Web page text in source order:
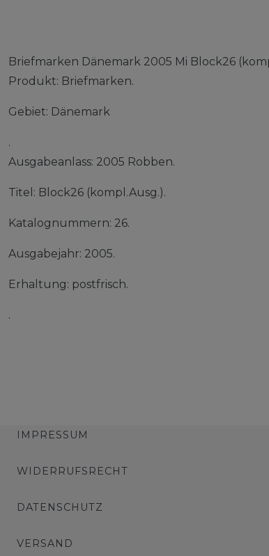
Briefmarken Dänemark 2005 Mi Block26
Produkt: Briefmarken.
Gebiet: Dänemark
.
Ausgabeanlass: 2005 Robben.
Titel: Block26 (kompl.Ausg.).
Katalognummern: 26.
Ausgabejahr: 2005.
Erhaltung: postfrisch.
.
IMPRESSUM
WIDERRUFSRECHT
DATENSCHUTZ
VERSAND